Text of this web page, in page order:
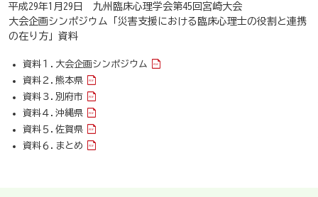
平成29年1月29日 九州臨床心理学会第45回宮崎大会
大会企画シンポジウム「災害支援における臨床心理士の役割と連携
の在り方」資料
資料１.大会企画シンポジウム
資料２.熊本県
資料３.別府市
資料４.沖縄県
資料５.佐賀県
資料６.まとめ